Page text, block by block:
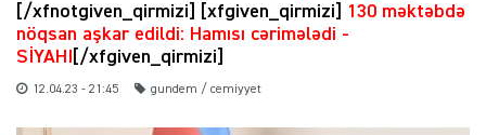
[/xfnotgiven_qirmizi] [xfgiven_qirmizi]
130 məktəbdə
nöqsan aşkar edildi: Hamısı cərimələdi -
SİYAHI
[/xfgiven_qirmizi]
12.04.23 - 21:45 gundem / cemiyyet